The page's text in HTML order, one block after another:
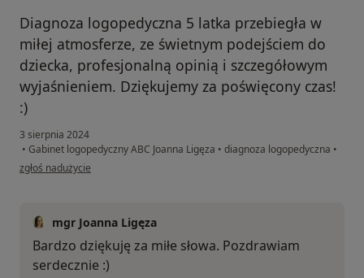
Diagnoza logopedyczna 5 latka przebiegła w
miłej atmosferze, ze świetnym podejściem do
dziecka, profesjonalną opinią i szczegółowym
wyjaśnieniem. Dziękujemy za poświęcony czas!
:)
3 sierpnia 2024
• Gabinet logopedyczny ABC Joanna Ligęza • diagnoza logopedyczna •
w opinii użytkownika Iwona
zgłoś nadużycie
mgr Joanna Ligęza
Bardzo dziękuję za miłe słowa. Pozdrawiam
serdecznie :)